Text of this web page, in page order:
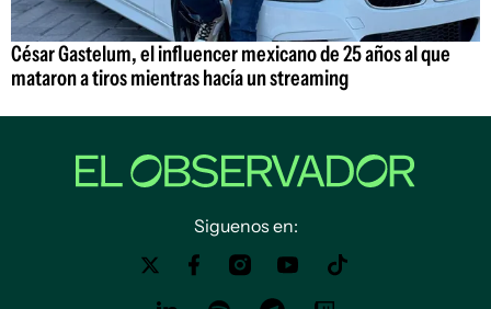
César Gastelum, el influencer mexicano de 25 años al que
mataron a tiros mientras hacía un streaming
Siguenos en: